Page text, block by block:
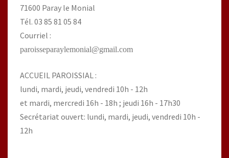
71600 Paray le Monial
Tél. 03 85 81 05 84
Courriel :
paroisseparaylemonial@gmail.com
ACCUEIL PAROISSIAL :
lundi, mardi, jeudi, vendredi 10h - 12h
et mardi, mercredi 16h - 18h ; jeudi 16h - 17h30
Secrétariat ouvert: lundi, mardi, jeudi, vendredi 10h -
12h